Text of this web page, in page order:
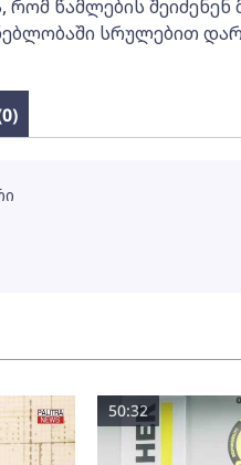
რომ წამლების შეიძენენ
სრულებით
50:32
0)